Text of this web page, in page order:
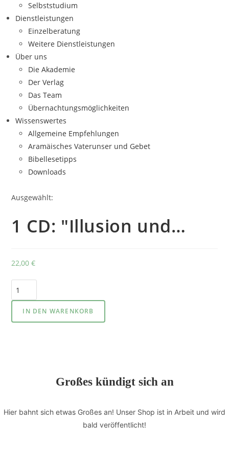
Selbststudium
Dienstleistungen
Einzelberatung
Weitere Dienstleistungen
Über uns
Die Akademie
Der Verlag
Das Team
Übernachtungsmöglichkeiten
Wissenswertes
Allgemeine Empfehlungen
Aramäisches Vaterunser und Gebet
Bibellesetipps
Downloads
Ausgewählt:
1 CD: "Illusion und…
22,00€
IN DEN WARENKORB
Großes kündigt sich an
Hier bahnt sich etwas Großes an! Unser Shop ist in Arbeit und wird
bald veröffentlicht!